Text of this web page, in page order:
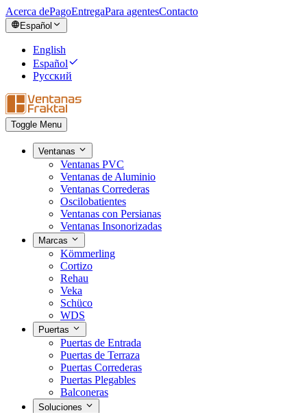
Acerca dePagoEntregaPara agentesContacto
Español
English
Español
Русский
Toggle Menu
Ventanas
Ventanas PVC
Ventanas de Aluminio
Ventanas Correderas
Oscilobatientes
Ventanas con Persianas
Ventanas Insonorizadas
Marcas
Kömmerling
Cortizo
Rehau
Veka
Schüco
WDS
Puertas
Puertas de Entrada
Puertas de Terraza
Puertas Correderas
Puertas Plegables
Balconeras
Soluciones